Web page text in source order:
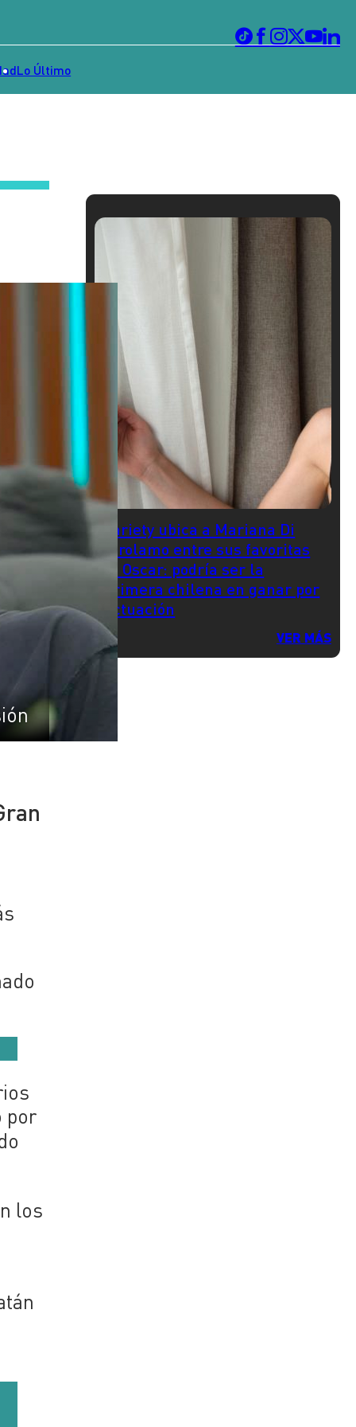
Lo Último
por
los
Variety ubica a Mariana Di
Girolamo entre sus favoritas
al Oscar: podría ser la
primera chilena en ganar por
actuación
VER MÁS